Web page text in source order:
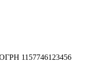
1157746123456